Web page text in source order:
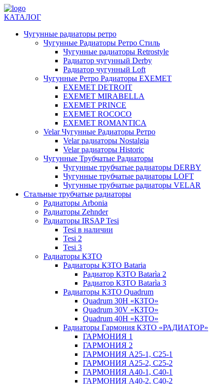
КАТАЛОГ
Чугунные радиаторы ретро
Чугунные Радиаторы Ретро Стиль
Чугунные радиаторы Retrostyle
Радиатор чугунный Derby
Радиатор чугунный Loft
Чугунные Ретро Радиаторы EXEMET
EXEMET DETROIT
EXEMET MIRABELLA
EXEMET PRINCE
EXEMET ROCOCO
EXEMET ROMANTICA
Velar Чугунные Радиаторы Ретро
Velar радиаторы Nostalgia
Velar радиаторы Historic
Чугунные Трубчатые Радиаторы
Чугунные трубчатые радиаторы DERBY
Чугунные трубчатые радиаторы LOFT
Чугунные трубчатые радиаторы VELAR
Стальные трубчатые радиаторы
Радиаторы Arbonia
Радиаторы Zehnder
Радиаторы IRSAP Tesi
Tesi в наличии
Tesi 2
Tesi 3
Радиаторы КЗТО
Радиаторы КЗТО Bataria
Радиатор КЗТО Batarìa 2
Радиатор КЗТО Batarìa 3
Радиаторы КЗТО Quadrum
Quadrum 30H «КЗТО»
Quadrum 30V «КЗТО»
Quadrum 40H «КЗТО»
Радиаторы Гармония КЗТО «РАДИАТОР»
ГАРМОНИЯ 1
ГАРМОНИЯ 2
ГАРМОНИЯ А25-1, С25-1
ГАРМОНИЯ А25-2, С25-2
ГАРМОНИЯ А40-1, С40-1
ГАРМОНИЯ А40-2, С40-2